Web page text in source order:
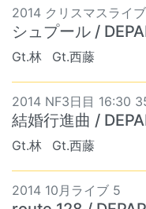
2014 クリスマスライ
シュプール /
Gt.林 Gt.西藤
2014 NF3日目 16:30
結婚行進曲 /
Gt.林 Gt.西藤
2014 10月ライブ 5